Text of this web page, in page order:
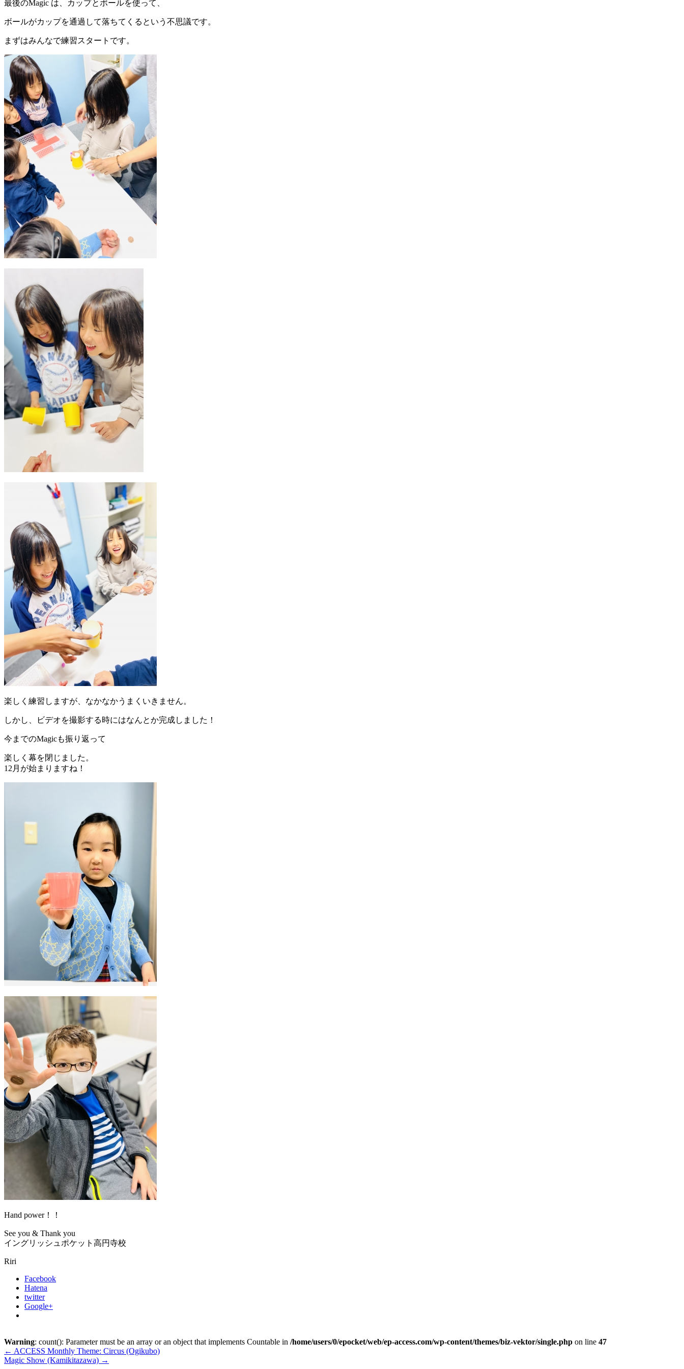
最後のMagic は、カップとボールを使って、
ボールがカップを通過して落ちてくるという不思議です。
まずはみんなで練習スタートです。
楽しく練習しますが、なかなかうまくいきません。
しかし、ビデオを撮影する時にはなんとか完成しました！
今までのMagicも振り返って
楽しく幕を閉じました。
12月が始まりますね！
Hand power！！
See you & Thank you
イングリッシュポケット高円寺校
Riri
Facebook
Hatena
twitter
Google+
Warning: count(): Parameter must be an array or an object that implements Countable in /home/users/0/epocket/web/ep-access.com/wp-content/themes/biz-vektor/single.php on line 47
← ACCESS Monthly Theme: Circus (Ogikubo)
Magic Show (Kamikitazawa) →